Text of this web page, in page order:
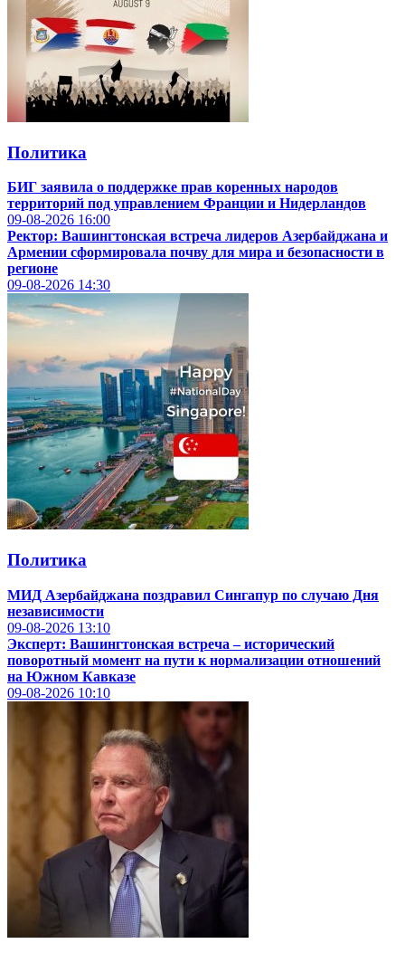
Политика
БИГ заявила о поддержке прав коренных народов
территорий под управлением Франции и Нидерландов
09-08-2026 16:00
Ректор: Вашингтонская встреча лидеров Азербайджана и
Армении сформировала почву для мира и безопасности в
регионе
09-08-2026 14:30
Политика
МИД Азербайджана поздравил Сингапур по случаю Дня
независимости
09-08-2026 13:10
Эксперт: Вашингтонская встреча – исторический
поворотный момент на пути к нормализации отношений
на Южном Кавказе
09-08-2026 10:10